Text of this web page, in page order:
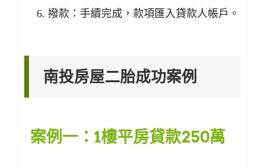
撥款：手續完成，款項匯入貸款人帳戶。
南投房屋二胎成功案例
案例一：1樓平房貸款250萬